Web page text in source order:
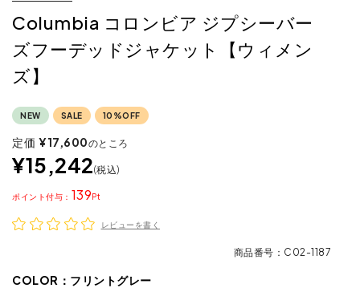
Columbia コロンビア ジプシーバー
ズフーデッドジャケット【ウィメン
ズ】
NEW SALE 10%OFF
定価 ¥17,600のところ
¥15,242 税込
139
ポイント
レビューを書く
商品番号 C02-1187
COLOR： フリントグレー